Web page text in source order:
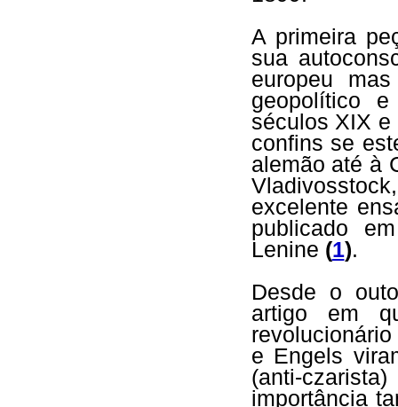
A primeira
sua
europeu
geopolítico
séculos XIX
confins se
alemão até à
excelente
publicado
Lenine (1).
Desde o
artigo em
e Engels
(anti-
importância